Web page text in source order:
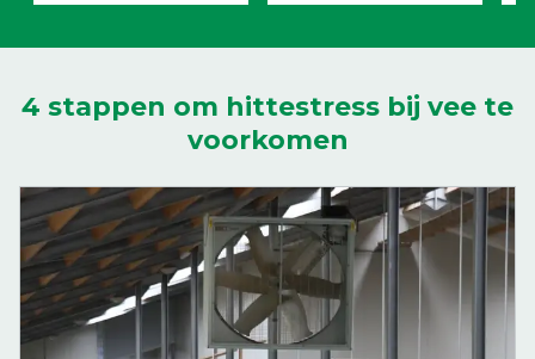
4 stappen om hittestress bij vee te
voorkomen